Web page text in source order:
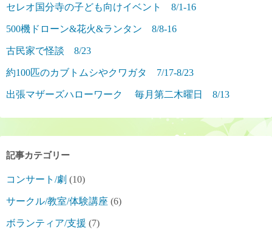
セレオ国分寺の子ども向けイベント 8/1-16
500機ドローン&花火&ランタン 8/8-16
古民家で怪談 8/23
約100匹のカブトムシやクワガタ 7/17-8/23
出張マザーズハローワーク 毎月第二木曜日 8/13
記事カテゴリー
コンサート/劇 (10)
サークル/教室/体験講座 (6)
ボランティア/支援 (7)